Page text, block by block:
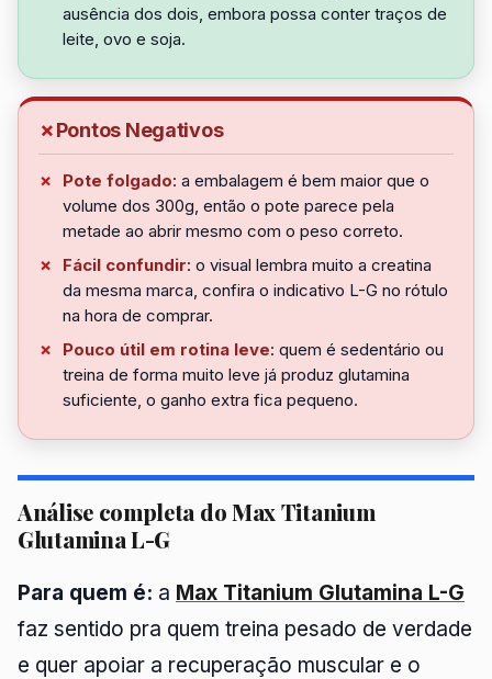
ausência dos dois, embora possa conter traços de
leite, ovo e soja.
Pontos Negativos
Pote folgado: a embalagem é bem maior que o
volume dos 300g, então o pote parece pela
metade ao abrir mesmo com o peso correto.
Fácil confundir: o visual lembra muito a creatina
da mesma marca, confira o indicativo L-G no rótulo
na hora de comprar.
Pouco útil em rotina leve: quem é sedentário ou
treina de forma muito leve já produz glutamina
suficiente, o ganho extra fica pequeno.
Análise completa do Max Titanium
Glutamina L-G
Para quem é: a Max Titanium Glutamina L-G
faz sentido pra quem treina pesado de verdade
e quer apoiar a recuperação muscular e o